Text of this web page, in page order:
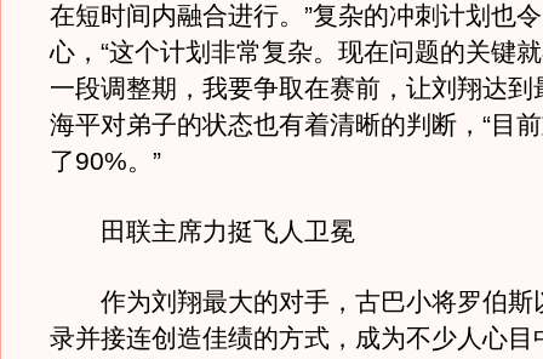
在短时间内融合进行。”复杂的冲刺计划也
心，“这个计划非常复杂。现在问题的关键
一段调整期，我要争取在赛前，让刘翔达到
海平对弟子的状态也有着清晰的判断，“目
了90%。”
田联主席力挺飞人卫冕
作为刘翔最大的对手，古巴小将罗伯斯
录并接连创造佳绩的方式，成为不少人心目